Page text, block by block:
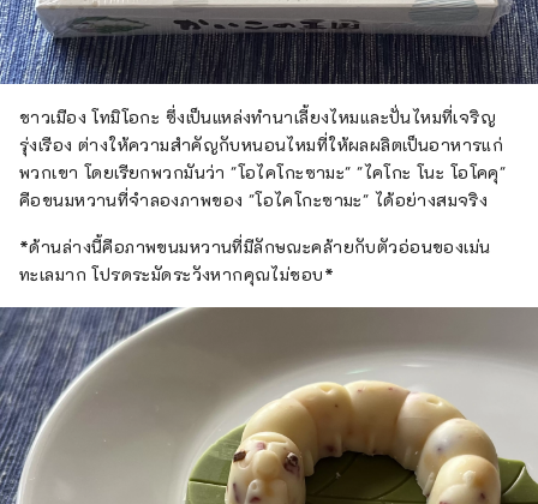
ชาวเมือง โทมิโอกะ ซึ่งเป็นแหล่งทำนาเลี้ยงไหมและปั่นไหมที่เจริญ
รุ่งเรือง ต่างให้ความสำคัญกับหนอนไหมที่ให้ผลผลิตเป็นอาหารแก่
พวกเขา โดยเรียกพวกมันว่า "โอไคโกะซามะ" "ไคโกะ โนะ โอโคคุ"
คือขนมหวานที่จำลองภาพของ "โอไคโกะซามะ" ได้อย่างสมจริง
*ด้านล่างนี้คือภาพขนมหวานที่มีลักษณะคล้ายกับตัวอ่อนของเม่น
ทะเลมาก โปรดระมัดระวังหากคุณไม่ชอบ*